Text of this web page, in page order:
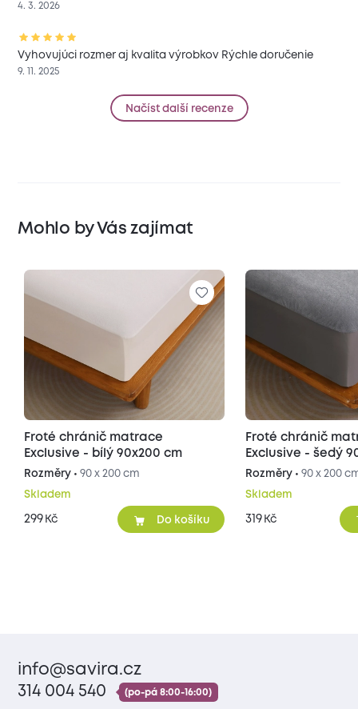
4. 3. 2026
Vyhovujúci rozmer aj kvalita výrobkov Rýchle doručenie
9. 11. 2025
Načíst další recenze
Mohlo by Vás zajímat
Froté chránič matrace
Exclusive - bílý 90x200 cm
Rozměry • 90 x 200 cm
Skladem
299 Kč Do košíku
Froté chránič
Exclusive - šedý
Rozměry •90 x 200
Skladem
319 Kč
info@savira.cz
314 004 540
(po-pá 8:00-16:00)